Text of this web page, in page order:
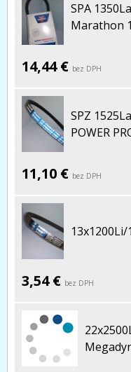
SPA
Marathon
14,44 € bez DPH
SPZ
POWER
11,10 € bez DPH
13x1200Li/
3,54 € bez DPH